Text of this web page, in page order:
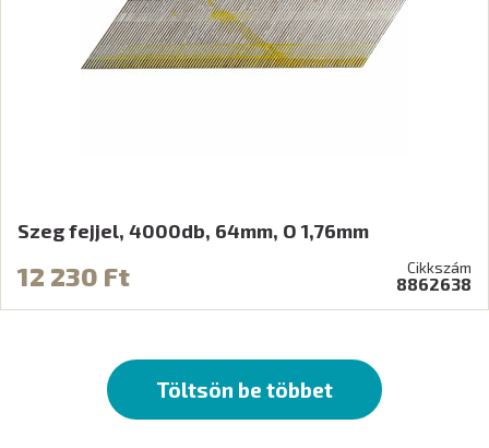
Szeg fejjel, 4000db, 64mm, O 1,76mm
12 230 Ft Cikkszám
8862638
Töltsön be többet